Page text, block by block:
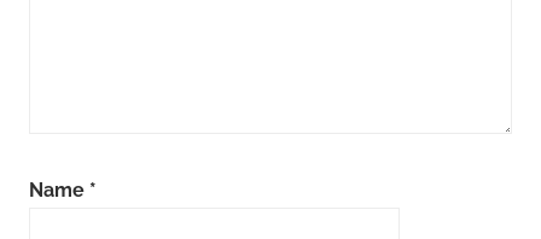
Name *